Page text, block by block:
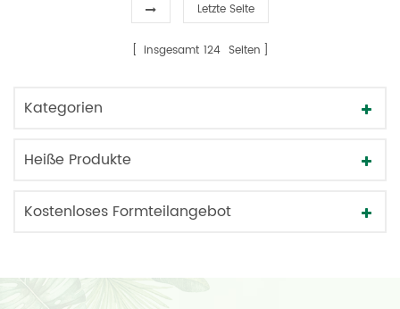
Letzte Seite
insgesamt 124 Seiten
Kategorien
Heiße Produkte
Kostenloses Formteilangebot